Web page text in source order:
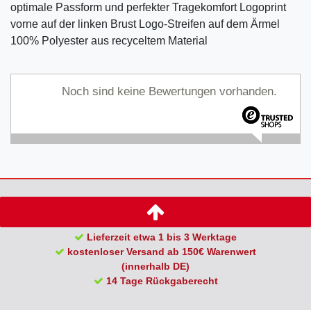
optimale Passform und perfekter Tragekomfort Logoprint
vorne auf der linken Brust Logo-Streifen auf dem Ärmel
100% Polyester aus recyceltem Material
Noch sind keine Bewertungen vorhanden.
Lieferzeit etwa 1 bis 3 Werktage
kostenloser Versand ab 150€ Warenwert
(innerhalb DE)
14 Tage Rückgaberecht